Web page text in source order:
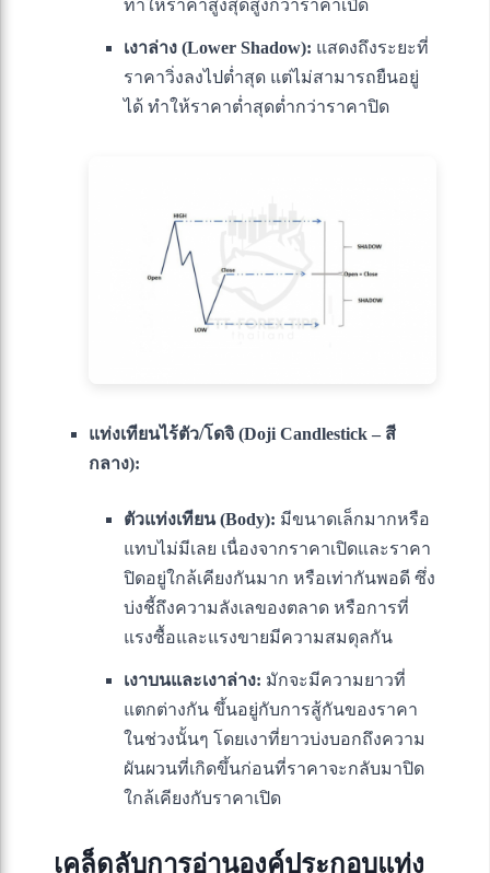
ทำให้ราคาสูงสุดสูงกว่าราคาเปิด
เงาล่าง (Lower Shadow): แสดงถึงระยะที่
ราคาวิ่งลงไปต่ำสุด แต่ไม่สามารถยืนอยู่
ได้ ทำให้ราคาต่ำสุดต่ำกว่าราคาปิด
แท่งเทียนไร้ตัว/โดจิ (Doji Candlestick – สี
กลาง):
ตัวแท่งเทียน (Body): มีขนาดเล็กมากหรือ
แทบไม่มีเลย เนื่องจากราคาเปิดและราคา
ปิดอยู่ใกล้เคียงกันมาก หรือเท่ากันพอดี ซึ่ง
บ่งชี้ถึงความลังเลของตลาด หรือการที่
แรงซื้อและแรงขายมีความสมดุลกัน
เงาบนและเงาล่าง: มักจะมีความยาวที่
แตกต่างกัน ขึ้นอยู่กับการสู้กันของราคา
ในช่วงนั้นๆ โดยเงาที่ยาวบ่งบอกถึงความ
ผันผวนที่เกิดขึ้นก่อนที่ราคาจะกลับมาปิด
ใกล้เคียงกับราคาเปิด
เคล็ดลับการอ่านองค์ประกอบแท่ง